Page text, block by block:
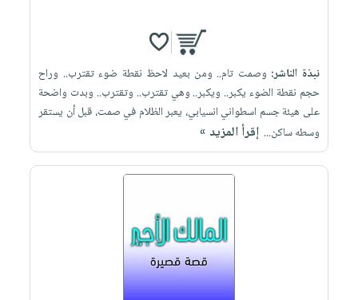
نبذة الناشر: وصمت تام.. ومن بعيد لاحظ نقطة ضوء تقترب.. وراح
حجم نقطة الضوء يكبر.. ويكبر.. وهي تقترب.. وتقترب.. وبدت واضحة
على هيئة جسم اسطواني انسيابي، يعبر الظلام في صمت، قبل أن يستقر
وسطه ساكن... إقرأ المزيد »